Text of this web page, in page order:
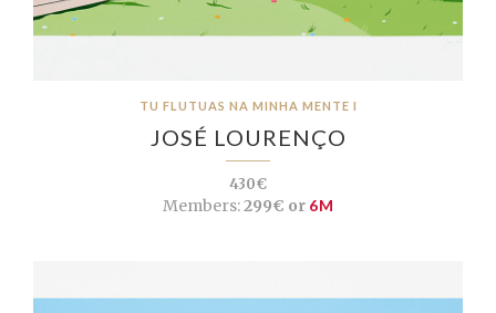
TU FLUTUAS NA MINHA MENTE I
JOSÉ LOURENÇO
430€
Members:299€ or 6M